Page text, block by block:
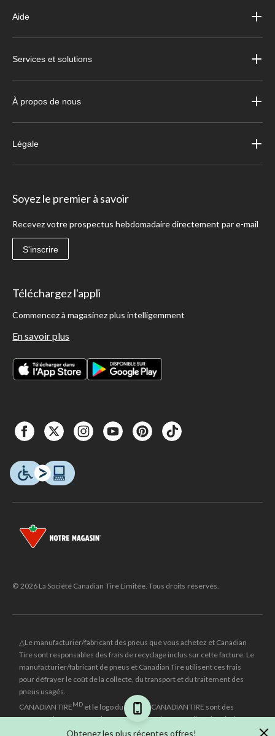
Obtenez les plus récentes offres!
Aide
Services et solutions
À propos de nous
Légale
Soyez le premier à savoir
Recevez votre prospectus hebdomadaire directement par e-mail
S'inscrire
Téléchargez l'appli
Commencez à magasinez plus intelligemment
En savoir plus
© 2026 La Société Canadian Tire Limitée. Tous droits réservés.
△Le manufacturier/fabricant des pneus que vous achetez et Canadian
Tire sont responsables des frais de recyclage inclus sur cette facture. Le
manufacturier/fabricant de pneus et Canadian Tire utilisent ces frais
pour défrayer le coût de la collecte, du transport et du traitement des
pneus usagés.
CANADIAN TIREMD et le logo du triangle CANADIAN TIRE sont des
marques de commerce déposées de la Société Canadian Tire Limitée.